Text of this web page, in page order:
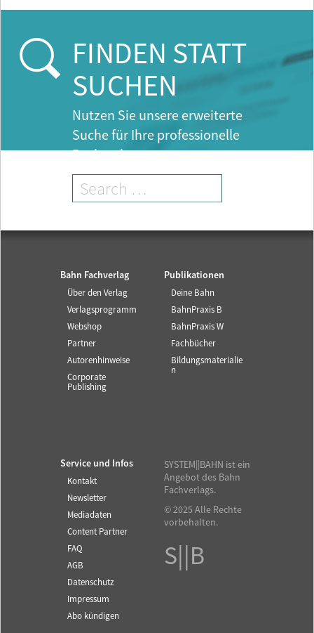
r
n
FINDEN STATT
SUCHEN
Nutzen Sie unsere erweiterte
Suche für Ihre professionelle
Recherche.
Bahn Fachverlag
Über den Verlag
Verlagsprogramm
Webshop
Partner
Autorenhinweise
Corporate
Publishing
Publikationen
Deine Bahn
BahnPraxis B
BahnPraxis W
Fachbücher
Bildungsmaterialie
n
Service und Infos
Kontakt
Newsletter
Mediadaten
Content Partner
FAQ
AGB
Datenschutz
Impressum
Abo kündigen
SYSTEM||BAHN ist ein
Angebot des Bahn
Fachverlags.
© 2025 Alle Rechte
vorbehalten.
S||B